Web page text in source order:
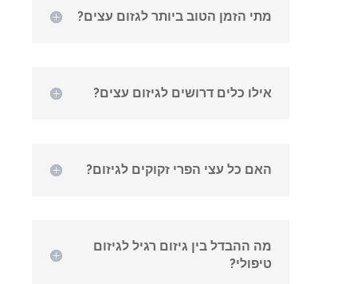
מתי הזמן הטוב ביותר לגזום עצים?
אילו כלים דרושים לגיזום עצים?
האם כל עצי הפרי זקוקים לגיזום?
מה ההבדל בין גיזום רגיל לגיזום
טיפולי?